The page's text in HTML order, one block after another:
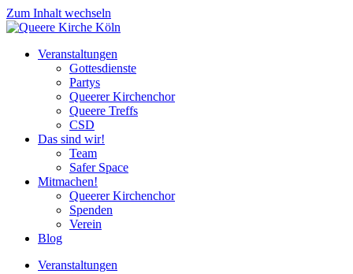
Zum Inhalt wechseln
Veranstaltungen
Gottesdienste
Partys
Queerer Kirchenchor
Queere Treffs
CSD
Das sind wir!
Team
Safer Space
Mitmachen!
Queerer Kirchenchor
Spenden
Verein
Blog
Veranstaltungen